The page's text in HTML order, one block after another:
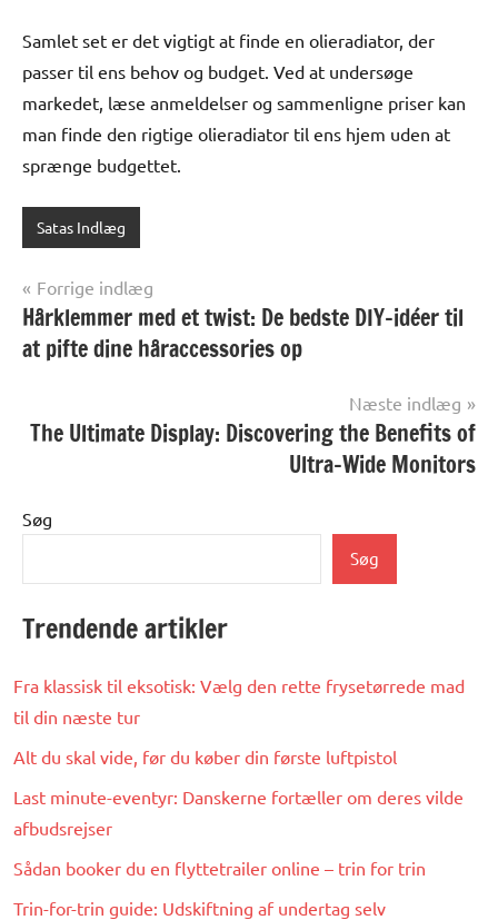
Samlet set er det vigtigt at finde en olieradiator, der
passer til ens behov og budget. Ved at undersøge
markedet, læse anmeldelser og sammenligne priser kan
man finde den rigtige olieradiator til ens hjem uden at
sprænge budgettet.
Satas Indlæg
Indlægsnavigation
Forrige indlæg
Hårklemmer med et twist: De bedste DIY-idéer til
at pifte dine håraccessories op
Næste indlæg
The Ultimate Display: Discovering the Benefits of
Ultra-Wide Monitors
Søg
Søg
Trendende artikler
Fra klassisk til eksotisk: Vælg den rette frysetørrede mad
til din næste tur
Alt du skal vide, før du køber din første luftpistol
Last minute-eventyr: Danskerne fortæller om deres vilde
afbudsrejser
Sådan booker du en flyttetrailer online – trin for trin
Trin-for-trin guide: Udskiftning af undertag selv